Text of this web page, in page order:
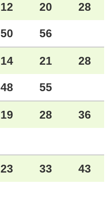
12 20 28
50 56
14 21 28
48 55
19 28 36
23 33 43